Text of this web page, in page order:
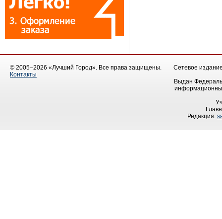
© 2005–2026 «Лучший Город». Все права защищены.
Контакты
Сетевое
Выдан
Редакция: